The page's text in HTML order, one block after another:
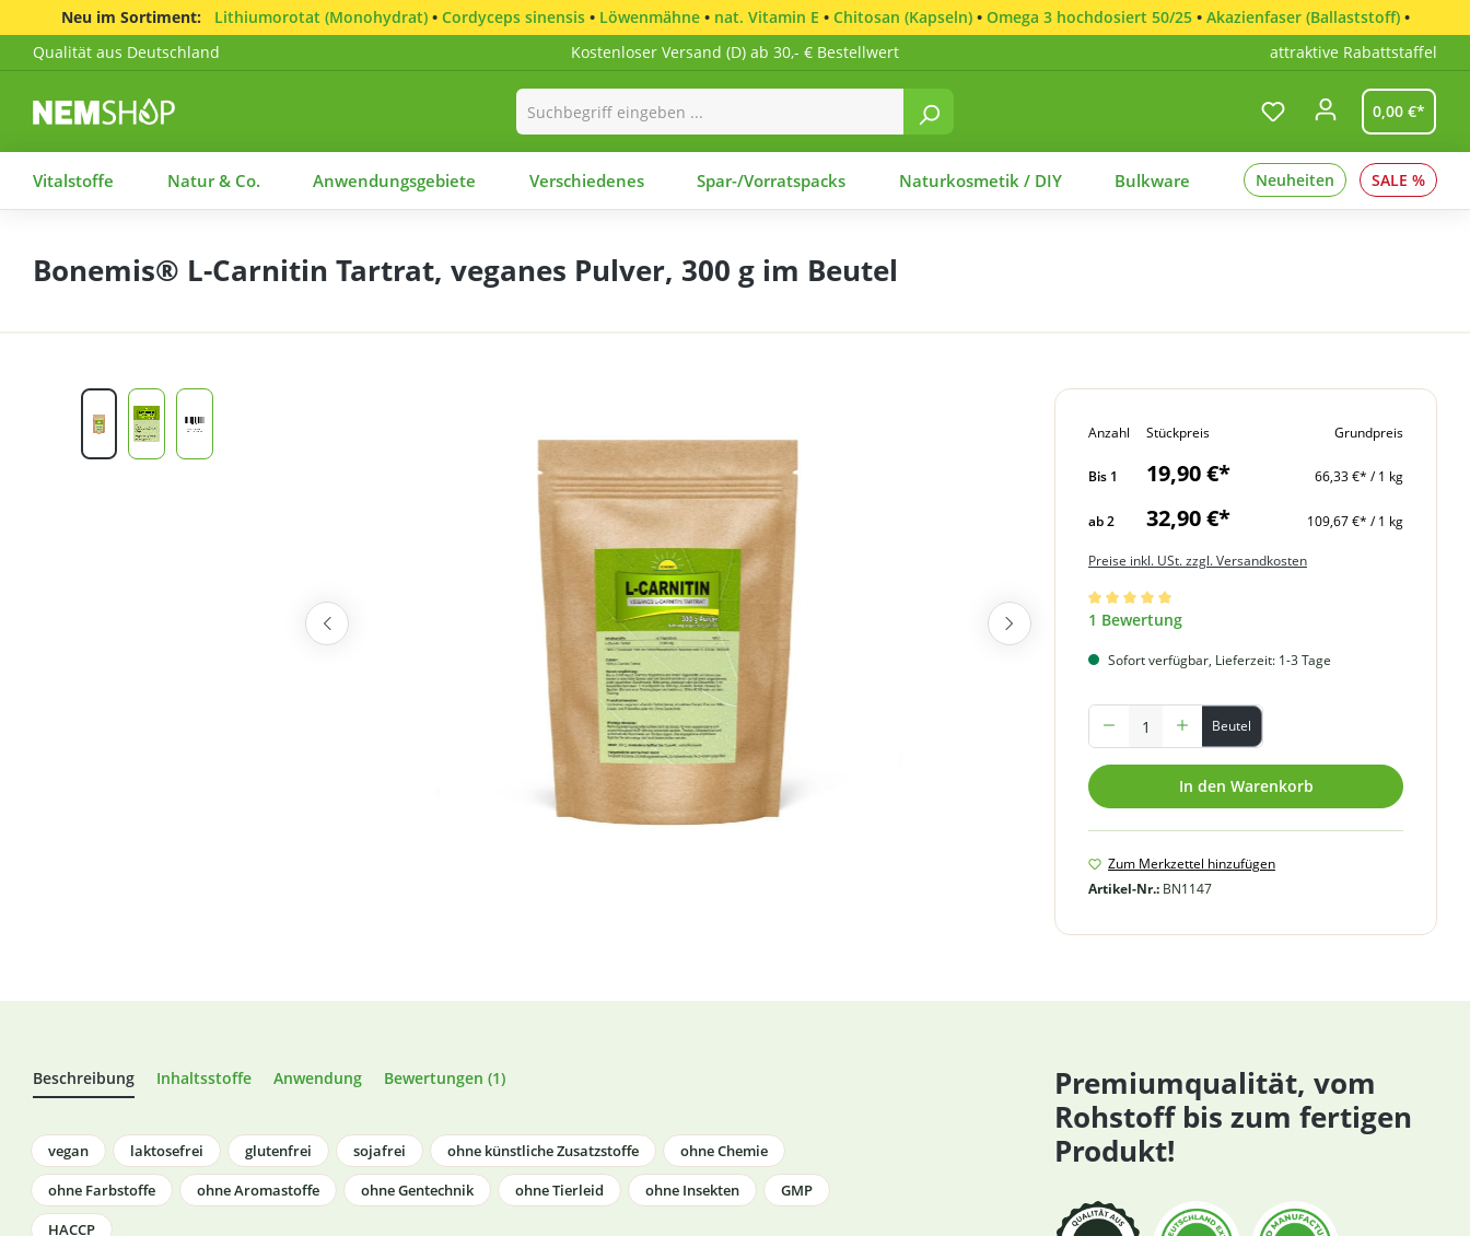
Neu im Sortiment: Lithiumorotat (Monohydrat) • Cordyceps sinensis • Löwenmähne • nat. Vitamin E • Chitosan (Kapseln) • Omega 3 hochdosiert 50/25 • Akazienfaser (Ballaststoff) •
Qualität aus Deutschland
Kostenloser Versand (D) ab 30,- € Bestellwert attraktive Rabattstaffel
0,00 €*
Vitalstoffe Natur & Co. Anwendungsgebiete Verschiedenes Spar-/Vorratspacks Naturkosmetik / DIY Neuheiten SALE %
Bulkware
Bonemis® L-Carnitin Tartrat, veganes Pulver, 300 g im Beutel
Bildergalerie überspringen
Anzahl Stückpreis Grundpreis
Bis 1 19,90 €* 66,33 €* / 1 kg
ab2 32,90 €* 109,67 €* / 1 kg
Preise inkl. USt. zzgl. Versandkosten
Durchschnittliche Bewertung von 5 von 5 Sternen
1 Bewertung
Sofort verfügbar, Lieferzeit: 1-3 Tage
Produkt Anzahl: Gib den gewünschten Wert ein oder
Beutel
In den Warenkorb
Zum Merkzettel hinzufügen
Artikel-Nr.: BN1147
Beschreibung Inhaltsstoffe Anwendung Bewertungen (1)
vegan laktosefrei glutenfrei sojafrei ohne künstliche Zusatzstoffe
ohne Chemie
ohne Farbstoffe
ohne Aromastoffe ohne Gentechnik ohne Tierleid ohne Insekten
GMP
HACCP
Premiumqualität, vom
Rohstoff bis zum fertigen
Produkt!